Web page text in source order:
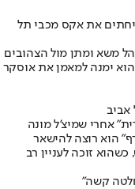
את אקס מכבי תל
משא ומתן מול הצהובים
הוא ימנה למאמן את אוסקר
אביב
אחרי שמיצ'ל מונה
הוא רוצה להישאר
זוכה לעניין רב
קשה"